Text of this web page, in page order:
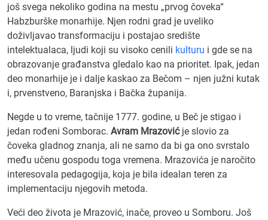
još svega nekoliko godina na mestu „prvog čoveka“
Habzburške monarhije. Njen rodni grad je uveliko
doživljavao transformaciju i postajao središte
intelektualaca, ljudi koji su visoko cenili kulturu i gde se na
obrazovanje građanstva gledalo kao na prioritet. Ipak, jedan
deo monarhije je i dalje kaskao za Bečom – njen južni kutak
i, prvenstveno, Baranjska i Bačka županija.
Negde u to vreme, tačnije 1777. godine, u Beč je stigao i
jedan rođeni Somborac. Avram Mrazovićje slovio za
čoveka gladnog znanja, ali ne samo da bi ga ono svrstalo
među učenu gospodu toga vremena. Mrazovića je naročito
interesovala pedagogija, koja je bila idealan teren za
implementaciju njegovih metoda.
Veći deo života je Mrazović, inače, proveo u Somboru. Još